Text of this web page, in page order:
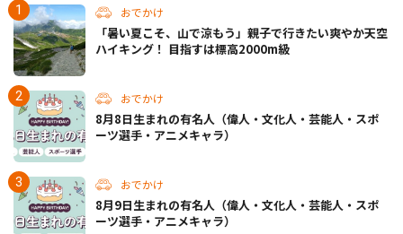
おでかけ
「暑い夏こそ、山で涼もう」親子で行きたい爽やか天空
ハイキング！ 目指すは標高2000m級
おでかけ
8月8日生まれの有名人（偉人・文化人・芸能人・スポ
ーツ選手・アニメキャラ）
おでかけ
8月9日生まれの有名人（偉人・文化人・芸能人・スポ
ーツ選手・アニメキャラ）